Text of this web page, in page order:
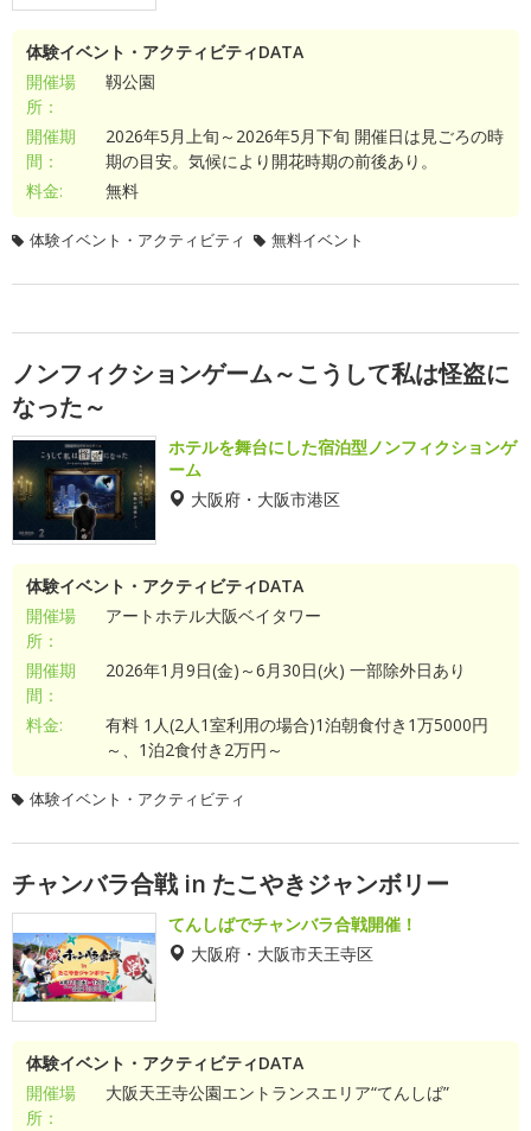
体験イベント・アクティビティDATA
開催場
所：
靱公園
開催期
間：
2026年5月上旬～2026年5月下旬 開催日は見ごろの時
期の目安。気候により開花時期の前後あり。
料金:
無料
体験イベント・アクティビティ 無料イベント
ノンフィクションゲーム～こうして私は怪盗に
なった～
ホテルを舞台にした宿泊型ノンフィクションゲ
ーム
大阪府・大阪市港区
体験イベント・アクティビティDATA
開催場
所：
アートホテル大阪ベイタワー
開催期
間：
2026年1月9日(金)～6月30日(火) 一部除外日あり
料金:
有料 1人(2人1室利用の場合)1泊朝食付き1万5000円
～、1泊2食付き2万円～
体験イベント・アクティビティ
チャンバラ合戦 in たこやきジャンボリー
てんしばでチャンバラ合戦開催！
大阪府・大阪市天王寺区
体験イベント・アクティビティDATA
開催場
所：
大阪天王寺公園エントランスエリア“てんしば”